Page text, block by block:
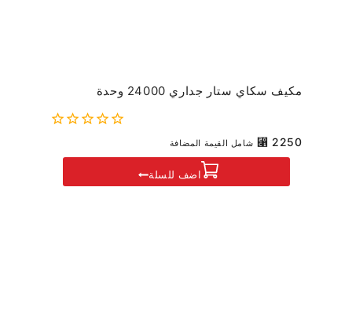
مكيف سكاي ستار جداري 24000 وحدة
⃁ 2250 شامل القيمة المضافة
اضف للسلة